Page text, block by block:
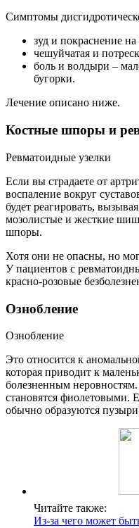
Симптомы
зуд и покраснение
чешуйчатая и
боль и волдыри –
бугорки.
Лечение описано ниже.
Костные шпоры и
Ревматоидные узелки
Если вы страдаете от
воспаление вокруг
будет реагировать,
мозолистые и жесткие
шпоры.
Хотя они не опасны, но
У пациентов с
красно-розовые
Ознобление
Ознобление
Это относится к
которая приводит к
болезненным
становятся
обычно образуются
Читайте также:
Из-за чего может